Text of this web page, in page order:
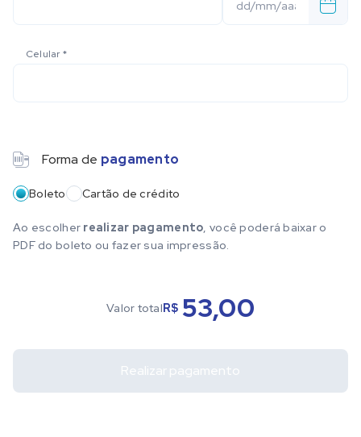
Celular*
Forma de pagamento
Método de pagamento
Boleto Cartão de crédito
Ao escolher realizar pagamento, você poderá baixar o
PDF do boleto ou fazer sua impressão.
Valor totalR$ 53,00
Realizar pagamento